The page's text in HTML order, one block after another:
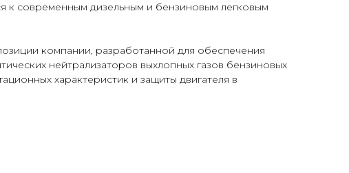
к современным дизельным и бензиновым легковым
компании, разработанной для обеспечения
нейтрализаторов выхлопных газов бензиновых
характеристик и защиты двигателя в